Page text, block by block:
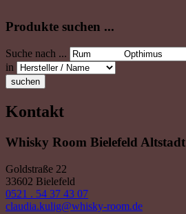
Produkte suchen ...
Suche nach ...
in
suchen
Kontakt
Whisky Room Bielefeld Altstadt
Goldstraße 22
33602 Bielefeld
0521 . 54 37 43 07
claudia.kulig@whisky-room.de